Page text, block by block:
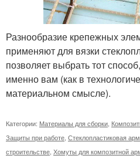
Разнообразие крепежных
применяют для вязки
позволяет выбрать тот
именно вам (как в
материальном смысле).
Категории: Материалы для сборки
Защиты при работе Стеклопластиковая
строительстве Хомуты для композитной